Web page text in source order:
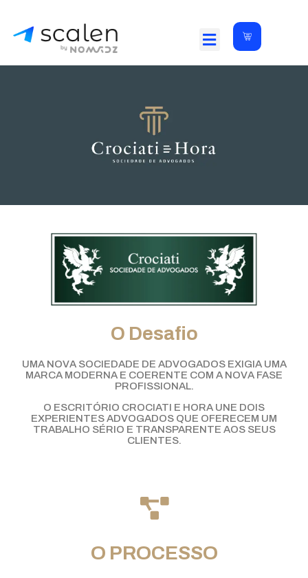
O Desafio
UMA NOVA SOCIEDADE DE ADVOGADOS EXIGIA UMA
MARCA MODERNA E COERENTE COM A NOVA FASE
PROFISSIONAL.
O ESCRITÓRIO CROCIATI E HORA UNE DOIS
EXPERIENTES ADVOGADOS QUE OFERECEM UM
TRABALHO SÉRIO E TRANSPARENTE AOS SEUS
CLIENTES.
O PROCESSO